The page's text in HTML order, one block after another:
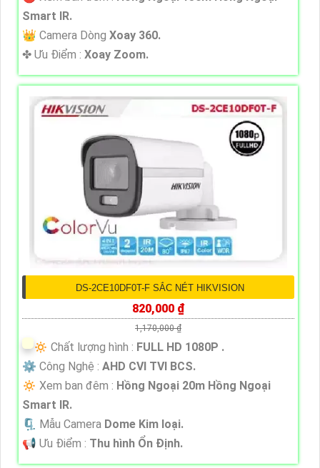
Smart IR.
👑 Camera Dòng Xoay 360.
️✤ Ưu Điểm : Xoay Zoom.
DS-2CE10DF0T-F SẮC NÉT HIKVISION
820,000 ₫
1,170,000 ₫
🔅 Chất lượng hình : FULL HD 1080P .
⚙ Công Nghệ : AHD CVI TVI BCS.
🔅 Xem ban đêm : Hồng Ngoại 20m Hồng Ngoại
Smart IR.
🗜️ Mẫu Camera Dome Kim loại.
️📢 Ưu Điểm : Thu hình Ổn Định.